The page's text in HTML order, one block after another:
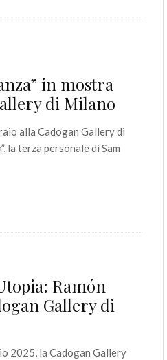
in mostra
di Milano
alla Cadogan Gallery di
la terza personale di Sam
Ramón
Gallery di
2025, la Cadogan Gallery